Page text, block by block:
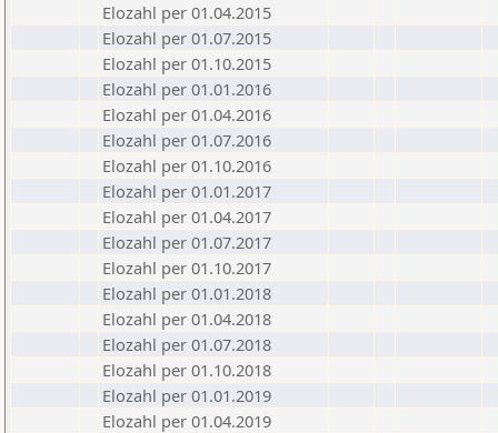
Elozahl per 01.04.2015
Elozahl per 01.07.2015
Elozahl per 01.10.2015
Elozahl per 01.01.2016
Elozahl per 01.04.2016
Elozahl per 01.07.2016
Elozahl per 01.10.2016
Elozahl per 01.01.2017
Elozahl per 01.04.2017
Elozahl per 01.07.2017
Elozahl per 01.10.2017
Elozahl per 01.01.2018
Elozahl per 01.04.2018
Elozahl per 01.07.2018
Elozahl per 01.10.2018
Elozahl per 01.01.2019
Elozahl per 01.04.2019